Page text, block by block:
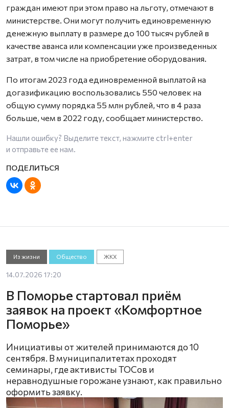
граждан имеют при этом право на льготу, отмечают в
министерстве. Они могут получить единовременную
денежную выплату в размере до 100 тысяч рублей в
качестве аванса или компенсации уже произведенных
затрат, в том числе на приобретение оборудования.
По итогам 2023 года единовременной выплатой на
догазификацию воспользовались 550 человек на
общую сумму порядка 55 млн рублей, что в 4 раза
больше, чем в 2022 году, сообщает министерство.
Нашли ошибку? Выделите текст, нажмите ctrl+enter
и отправьте ее нам.
Из жизни Общество ЖКХ
14.07.2026 17:20
В Поморье стартовал приём
заявок на проект «Комфортное
Поморье»
Инициативы от жителей принимаются до 10
сентября. В муниципалитетах проходят
семинары, где активисты ТОСов и
неравнодушные горожане узнают, как правильно
оформить заявку.